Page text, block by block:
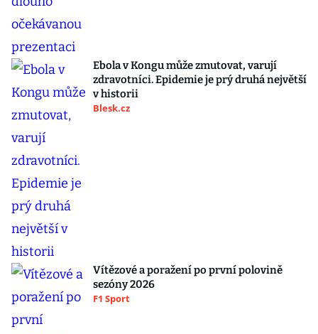
Ebola v Kongu může zmutovat, varují
zdravotníci. Epidemie je prý druhá největší
v historii
Blesk.cz
Vítězové a poražení po první polovině
sezóny 2026
F1 Sport